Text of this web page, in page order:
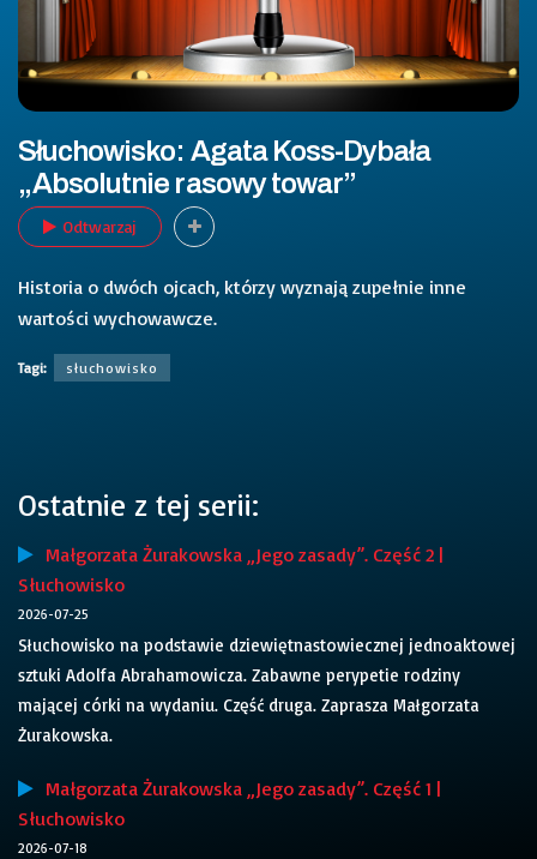
Słuchowisko: Agata Koss-Dybała
„Absolutnie rasowy towar”
Odtwarzaj
Historia o dwóch ojcach, którzy wyznają zupełnie inne
wartości wychowawcze.
Tagi: słuchowisko
Ostatnie z tej serii:
Małgorzata Żurakowska „Jego zasady”. Część 2 |
Słuchowisko
2026-07-25
Słuchowisko na podstawie dziewiętnastowiecznej jednoaktowej
sztuki Adolfa Abrahamowicza. Zabawne perypetie rodziny
mającej córki na wydaniu. Część druga. Zaprasza Małgorzata
Żurakowska.
Małgorzata Żurakowska „Jego zasady”. Część 1 |
Słuchowisko
2026-07-18